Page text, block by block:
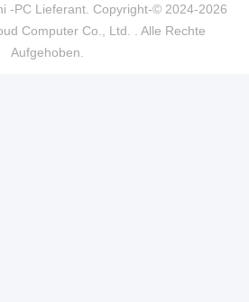
-PC Lieferant. Copyright-© 2024-2026
Computer Co., Ltd. . Alle Rechte
Aufgehoben.